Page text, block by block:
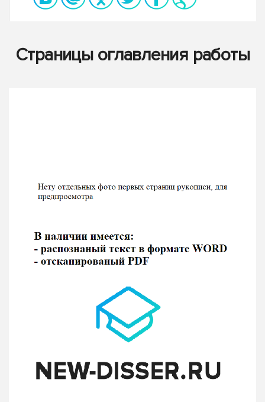
Страницы оглавления работы